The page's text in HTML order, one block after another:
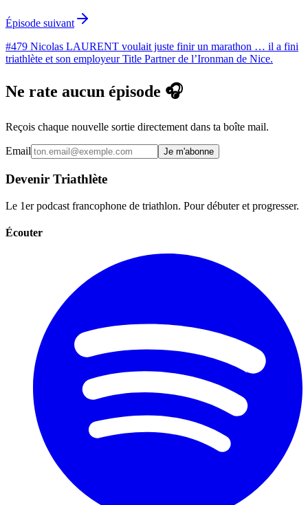
Épisode suivant
#479 Nicolas LAURENT voulait juste finir un marathon … il a fini
triathlète et son employeur Title Partner de l’Ironman de Nice.
Ne rate aucun épisode 🎧
Reçois chaque nouvelle sortie directement dans ta boîte mail.
Email Je m'abonne
Devenir Triathlète
Le 1er podcast francophone de triathlon. Pour débuter et progresser.
Écouter